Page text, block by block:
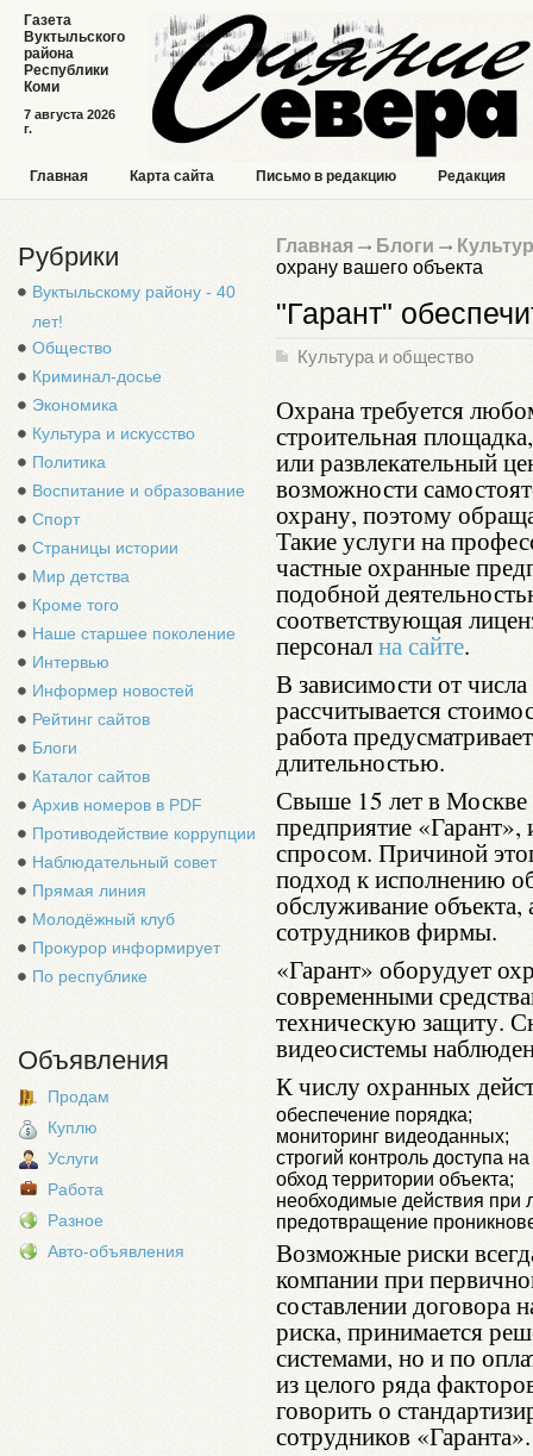
7 августа 2026
г.
Газета
Вуктыльского
района
Республики
Коми
Главная Карта сайта Письмо в редакцию Редакция
Рубрики
Вуктыльскому району - 40
лет!
Общество
Криминал-досье
Экономика
Культура и искусство
Политика
Воспитание и образование
Спорт
Страницы истории
Мир детства
Кроме того
Наше старшее поколение
Интервью
Информер новостей
Рейтинг сайтов
Блоги
Каталог сайтов
Архив номеров в PDF
Противодействие коррупции
Наблюдательный совет
Прямая линия
Молодёжный клуб
Прокурор информирует
По республике
Объявления
Продам
Куплю
Услуги
Работа
Разное
Авто-объявления
Главная Блоги
охрану вашего объекта
"Гарант"
Культура и общество
Охрана требуется
строительная
или развлекательный
возможности
охрану, поэтому
Такие услуги на
частные охранные
подобной
соответствующая
персонална сайте.
В зависимости от
рассчитывается
работа
длительностью.
Свыше 15 лет в Москве
предприятие
спросом. Причиной
подход к исполнению
обслуживание
сотрудников фирмы.
«Гарант» оборудует
современными
техническую защиту.
видеосистемы
К числу охранных
обеспечение порядка;
мониторинг видеоданных;
строгий контроль доступа
обход территории объекта;
необходимые действия при
предотвращение
Возможные риски
компании при
составлении договора
риска, принимается
системами, но и по
из целого ряда
говорить о
сотрудников «Гаранта».